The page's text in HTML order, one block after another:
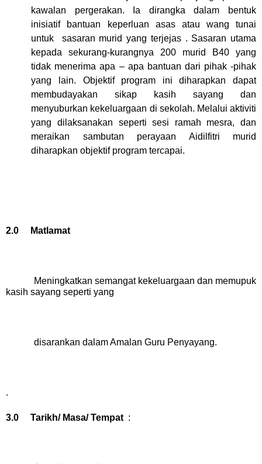
kawalan pergerakan. Ia dirangka dalam bentuk
inisiatif bantuan keperluan asas atau wang tunai
untuk
sasaran murid yang terjejas . Sasaran utama
kepada sekurang-kurangnya 200 murid B40 yang
tidak menerima apa – apa bantuan dari pihak -pihak
yang lain. Objektif program ini diharapkan dapat
membudayakan sikap kasih sayang dan
menyuburkan kekeluargaan di sekolah. Melalui aktiviti
yang dilaksanakan seperti sesi ramah mesra, dan
meraikan sambutan perayaan Aidilfitri murid
diharapkan objektif program tercapai.
2.0 Matlamat
Meningkatkan semangat kekeluargaan dan memupuk
kasih sayang seperti yang
disarankan dalam Amalan Guru Penyayang.
.
3.0 Tarikh/ Masa/ Tempat :